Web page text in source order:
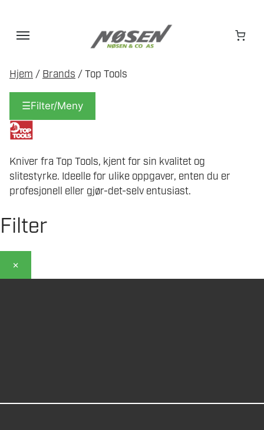
Hjem / Brands / Top Tools
☰Filter/Meny
Kniver fra Top Tools, kjent for sin kvalitet og
slitestyrke. Ideelle for ulike oppgaver, enten du er
profesjonell eller gjør-det-selv entusiast.
Filter
×